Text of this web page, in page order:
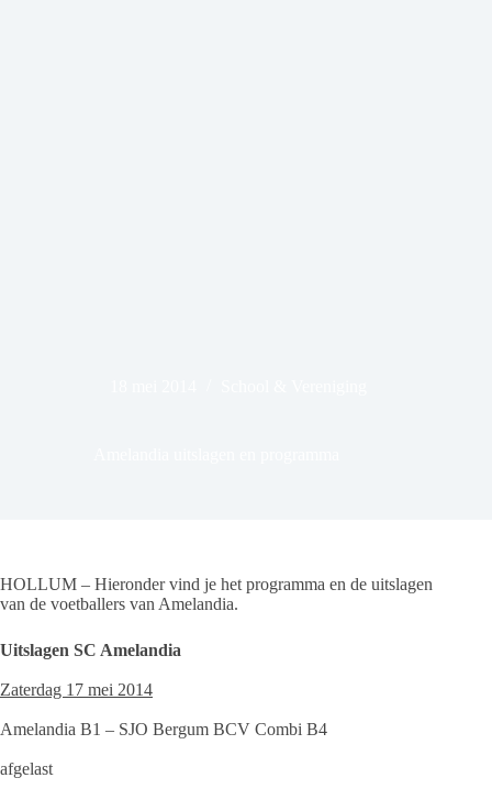
HOLLUM – Hieronder vind je het programma en de uitslagen
van de voetballers van Amelandia.
Uitslagen SC Amelandia
Zaterdag 17 mei 2014
Amelandia B1 – SJO Bergum BCV Combi B4
afgelast